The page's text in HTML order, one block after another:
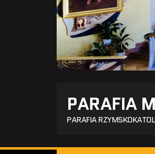
PARAFIA
PARAFIA